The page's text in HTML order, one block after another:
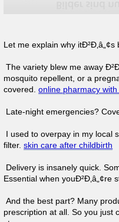
Let me explain why
The variety blew me away
mosquito repellent, or a
covered.online pharmacy
Late-night emergencies?
I used to overpay in my local
filter.skin care after childbirth
Delivery is insanely quick.
Essential when youÐ²Ð‚â„¢re
And the best part? Many
prescription at all. So you just